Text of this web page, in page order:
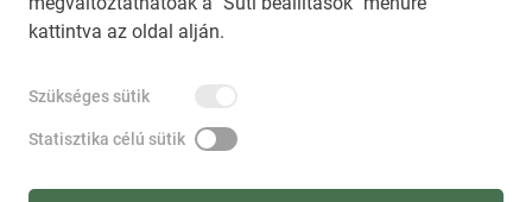
kattintva az oldal alján.
Szükséges sütik
Statisztika célú sütik
IMPRESSZUM
NEMZETI KÖZLEMÉNYTÁR MEGRENDELÉS
AKADÁLYMENTESÍTÉSI NYILATKOZAT
SÚGÓ